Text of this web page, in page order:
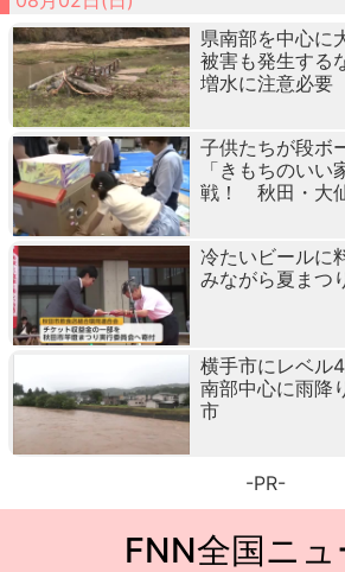
県南部を中心
被害も発生する
増水に注意必
子供たちが段ボ
「きもちのいい
戦！ 秋田・大
冷たいビール
みながら夏ま
横手市にレベル
南部中心に雨
市
-PR-
FNN全国ニュ